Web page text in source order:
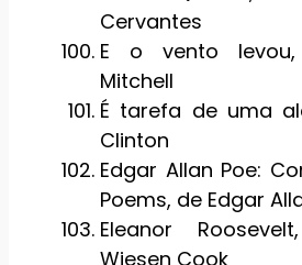
Cervantes
E o vento
Mitchell
É tarefa de uma
Clinton
Edgar Allan Poe:
Poems, de Edgar
Eleanor
Wiesen Cook